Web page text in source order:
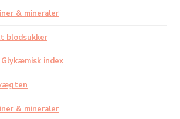
& mineraler
blodsukker
Glykæmisk index
& mineraler